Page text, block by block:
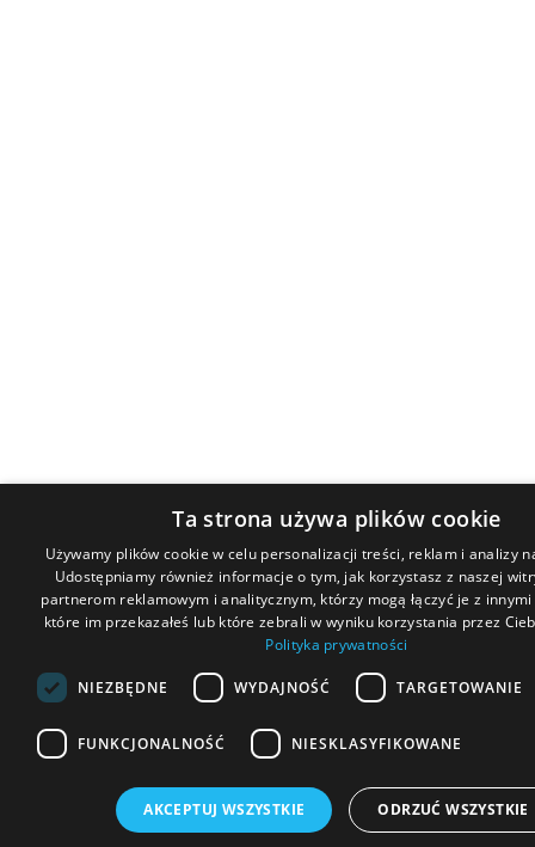
Ta strona używa plików cookie
Używamy plików cookie w celu personalizacji treści, reklam i analizy
Udostępniamy również informacje o tym, jak korzystasz z naszej
partnerom reklamowym i analitycznym, którzy mogą łączyć je z
które im przekazałeś lub które zebrali w wyniku korzystania przez
Polityka prywatności
NIEZBĘDNE WYDAJNOŚĆ TARGETOWANIE
FUNKCJONALNOŚĆ NIESKLASYFIKOWANE
AKCEPTUJ WSZYSTKIE ODRZUĆ WSZYSTKIE